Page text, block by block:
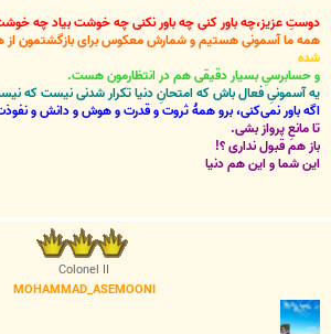
دوستِ عزیز،چه باور کنی چه باور نکنی چه خوشت بیاد چه خوشت
همه ما آسمونی هستیم و شمارش معکوس برای بازگشتمون از
شده
و حسابرسیِ بسیار دقیقی هم در انتظارمون هست.
یه آسمونیِ فعال باش که امتحانِ دنیا تکرار شدنی نیست که
اگه باور نمی‌کنی، برو همۀ ثروت و قدرت و هوش و دانش و نفوذت
تا مانعِ پرواز بشی.
باز هم قبول نداری ؟!
این شما و این هم دنیا
Colonel II
MOHAMMAD_ASEMOONI